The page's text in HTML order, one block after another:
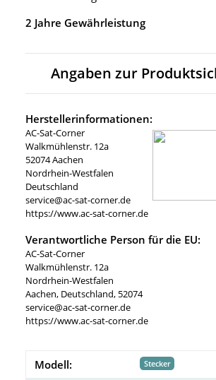
2 Jahre Gewährleistung
Angaben zur
Herstellerinformationen:
AC-Sat-Corner
Walkmühlenstr. 12a
52074 Aachen
Nordrhein-Westfalen
Deutschland
service@ac-sat-corner.de
https://www.ac-sat-corner.de
Verantwortliche Person für die EU:
AC-Sat-Corner
Walkmühlenstr. 12a
Nordrhein-Westfalen
Aachen, Deutschland, 52074
service@ac-sat-corner.de
https://www.ac-sat-corner.de
Modell: Stecker